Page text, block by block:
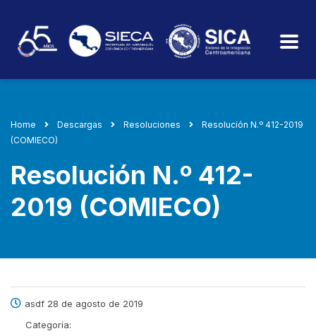
Home Descargas Resoluciones
Resolución N.º 412-2019
(COMIECO)
Resolución N.º 412-
2019 (COMIECO)
asdf 28 de agosto de 2019
Categoría: